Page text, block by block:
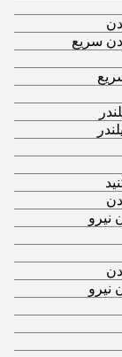
سریع
نیرو
نیرو